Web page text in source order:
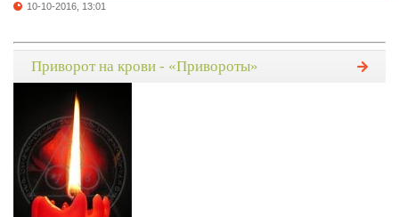
10-10-2016, 13:01
Приворот на крови - «Привороты»